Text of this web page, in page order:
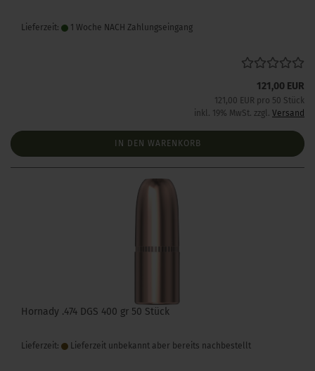
Lieferzeit: 1 Woche NACH Zahlungseingang
121,00 EUR
121,00 EUR pro 50 Stück
inkl. 19% MwSt. zzgl. Versand
IN DEN WARENKORB
Hornady .474 DGS 400 gr 50 Stück
Lieferzeit: Lieferzeit unbekannt aber bereits nachbestellt